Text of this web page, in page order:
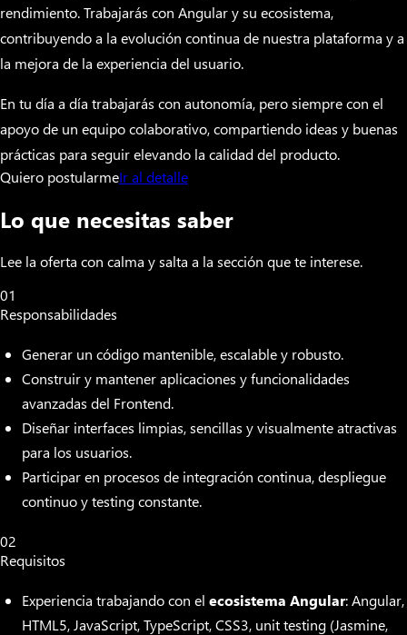
rendimiento. Trabajarás con Angular y su ecosistema,
contribuyendo a la evolución continua de nuestra plataforma y a
la mejora de la experiencia del usuario.
En tu día a día trabajarás con autonomía, pero siempre con el
apoyo de un equipo colaborativo, compartiendo ideas y buenas
prácticas para seguir elevando la calidad del producto.
Quiero postularmeIr al detalle
Lo que necesitas saber
Lee la oferta con calma y salta a la sección que te interese.
01
Responsabilidades
Generar un código mantenible, escalable y robusto.
Construir y mantener aplicaciones y funcionalidades
avanzadas del Frontend.
Diseñar interfaces limpias, sencillas y visualmente atractivas
para los usuarios.
Participar en procesos de integración continua, despliegue
continuo y testing constante.
02
Requisitos
Experiencia trabajando con el ecosistema Angular: Angular,
HTML5, JavaScript, TypeScript, CSS3, unit testing (Jasmine,